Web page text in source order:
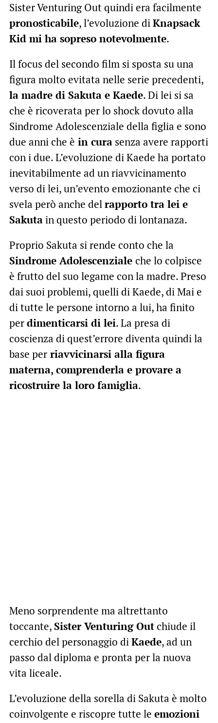
Sister Venturing Out quindi era facilmente
pronosticabile, l’evoluzione diKnapsack
Kid mi ha sopreso notevolmente.
Il focus del secondo film si sposta su una
figura molto evitata nelle serie precedenti,
la madre di Sakuta e Kaede. Di lei si sa
che è ricoverata per lo shock dovuto alla
Sindrome Adolescenziale della figlia e sono
due anni che è in curasenza avere rapporti
con i due. L’evoluzione di Kaede ha portato
inevitabilmente ad un riavvicinamento
verso di lei, un’evento emozionante che ci
svela però anche delrapporto tra lei e
Sakutain questo periodo di lontanaza.
Proprio Sakuta si rende conto che la
Sindrome Adolescenziale che lo colpisce
è frutto del suo legame con la madre. Preso
dai suoi problemi, quelli di Kaede, di Mai e
di tutte le persone intorno a lui, ha finito
perdimenticarsi di lei. La presa di
coscienza di quest’errore diventa quindi la
base perriavvicinarsi alla figura
materna, comprenderla e provare a
ricostruire la loro famiglia.
Meno sorprendente ma altrettanto
toccante, Sister Venturing Outchiude il
cerchio del personaggio diKaede, ad un
passo dal diploma e pronta per la nuova
vita liceale.
L’evoluzione della sorella di Sakuta è molto
coinvolgente e riscopre tutte le emozioni